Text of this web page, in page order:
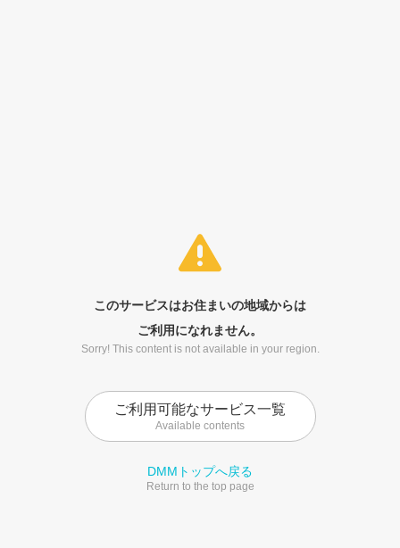
このサービスはお住まいの地域からは
ご利用になれません。
Sorry! This content is not available in your region.
ご利用可能なサービス一覧
Available contents
DMMトップへ戻る
Return to the top page